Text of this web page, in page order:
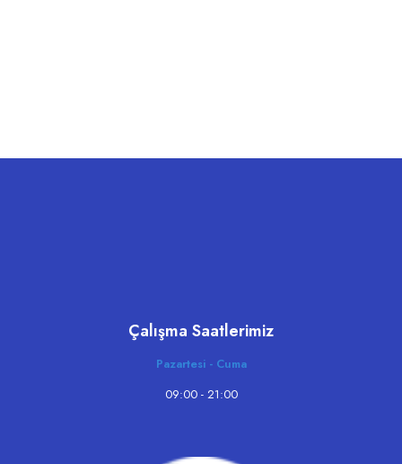
Çalışma Saatlerimiz
Pazartesi - Cuma
09:00 - 21:00